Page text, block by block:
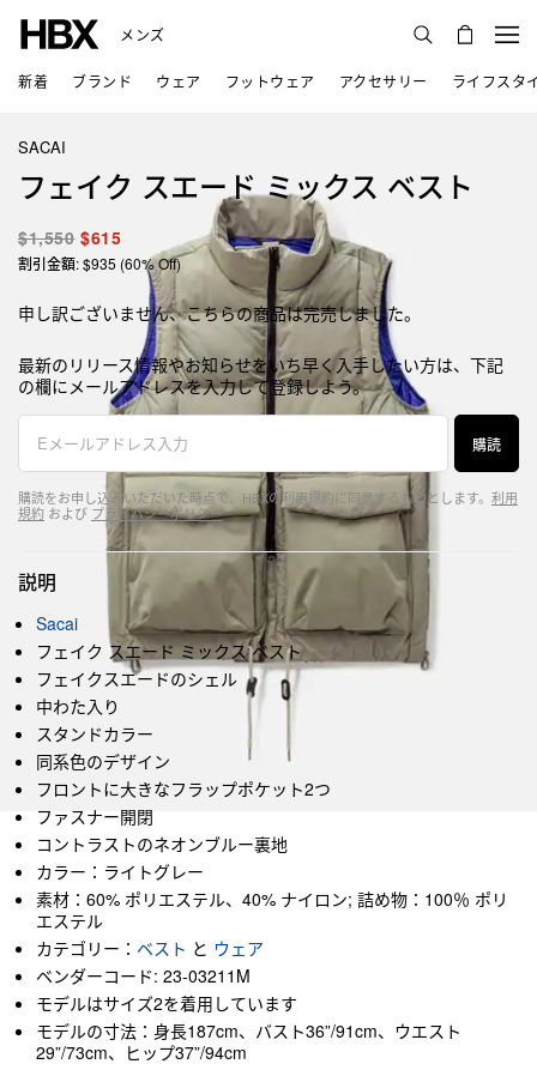
メンズ
新着 ブランド ウェア フットウェア アクセサリー ライフスタ
SACAI
フェイク スエード ミックス ベスト
$1,550 $615
割引金額: $935 (60% Off)
申し訳ございません、こちらの商品は完売しました。
最新のリリース情報やお知らせをいち早く入手したい方は、下記
の欄にメールアドレスを入力して登録しよう。
購読
購読をお申し込みいただいた時点で、HBXの利用規約に同意するものとします。 利用
規約 および プライバシーポリシー
説明
Sacai
フェイク スエード ミックス ベスト
フェイクスエードのシェル
中わた入り
スタンドカラー
同系色のデザイン
フロントに大きなフラップポケット2つ
ファスナー開閉
コントラストのネオンブルー裏地
カラー：ライトグレー
素材：60% ポリエステル、40% ナイロン; 詰め物：100％ ポリ
エステル
カテゴリー： ベスト と ウェア
ベンダーコード: 23-03211M
モデルはサイズ2を着用しています
モデルの寸法：身長187cm、バスト36”/91cm、ウエスト
29”/73cm、ヒップ37”/94cm